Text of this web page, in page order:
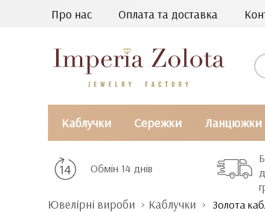
Про нас Оплата та доставка
Каблучки Сережки Ланцюжки
Обмін 14 днів
Ювелірні вироби Каблучки Золота